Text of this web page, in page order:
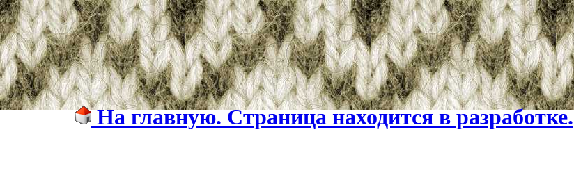
На главную. Страница находится в разработке.